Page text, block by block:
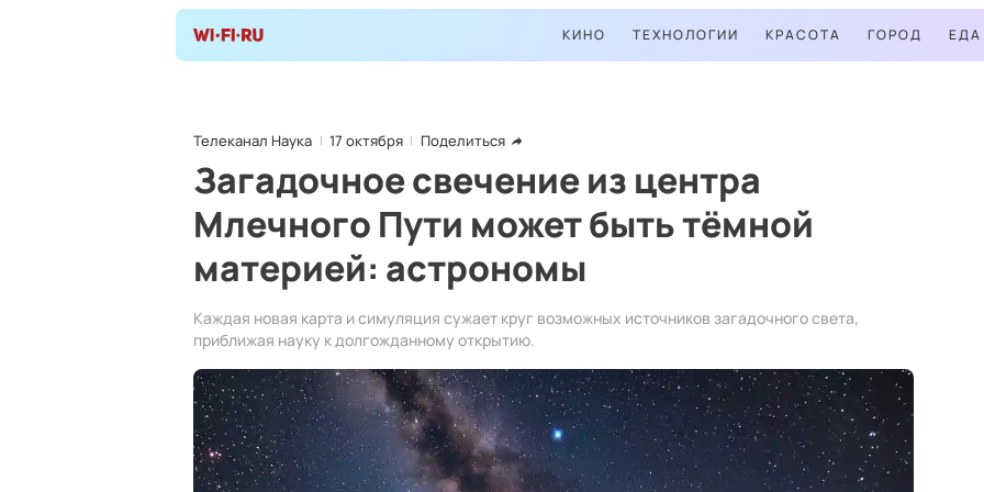
КИНО ТЕХНОЛОГИИ КРАСОТА ГОРОД ЕДА
Телеканал Наука 17 октября Поделиться
Загадочное свечение из центра
Млечного Пути может быть тёмной
материей: астрономы
Каждая новая карта и симуляция сужает круг возможных источников загадочного света,
приближая науку к долгожданному открытию.